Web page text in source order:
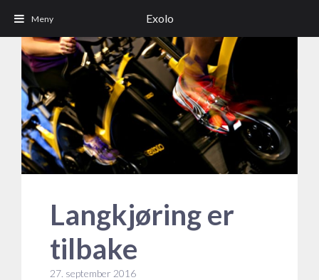
Langkjøring er
tilbake
27. september 2016
Exolo